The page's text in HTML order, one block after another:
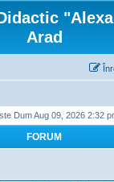
Arad
Dum Aug 09, 2026 2:32
FORUM